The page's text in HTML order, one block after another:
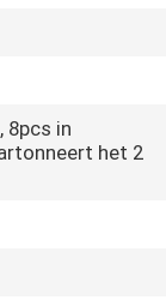
8pcs in
het 2